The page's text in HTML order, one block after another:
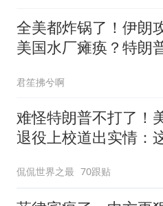
全美都炸锅了！伊朗
美国水厂瘫痪？特朗
君笙拂兮啊
难怪特朗普不打了！
退役上校道出实情：
侃侃世界之最 70跟贴